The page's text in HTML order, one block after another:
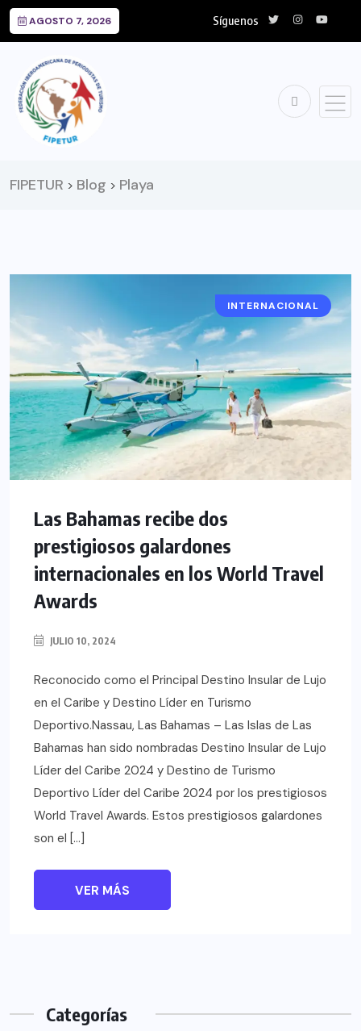
AGOSTO 7, 2026 Síguenos
FIPETUR > Blog > Playa
INTERNACIONAL
Las Bahamas recibe dos
prestigiosos galardones
internacionales en los World Travel
Awards
JULIO 10, 2024
Reconocido como el Principal Destino Insular de Lujo
en el Caribe y Destino Líder en Turismo
Deportivo.Nassau, Las Bahamas – Las Islas de Las
Bahamas han sido nombradas Destino Insular de Lujo
Líder del Caribe 2024 y Destino de Turismo
Deportivo Líder del Caribe 2024 por los prestigiosos
World Travel Awards. Estos prestigiosos galardones
son el […]
VER MÁS
Categorías